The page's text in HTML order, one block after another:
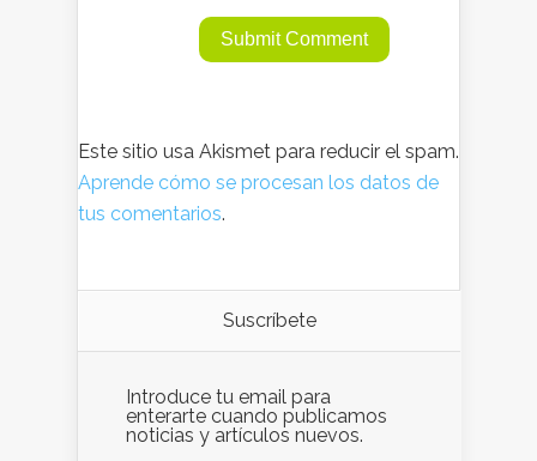
Este sitio usa Akismet para reducir el spam.
Aprende cómo se procesan los datos de
tus comentarios.
Suscríbete
Introduce tu email para
enterarte cuando publicamos
noticias y artículos nuevos.